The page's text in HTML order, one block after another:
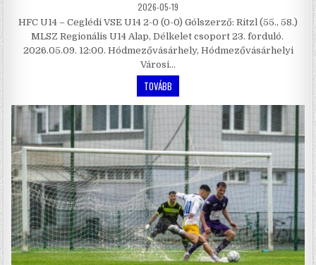
2026-05-19
HFC U14 – Ceglédi VSE U14 2-0 (0-0) Gólszerző: Ritzl (55., 58.)
MLSZ Regionális U14 Alap, Délkelet csoport 23. forduló.
2026.05.09. 12:00. Hódmezővásárhely, Hódmezővásárhelyi
Városi…
TOVÁBB